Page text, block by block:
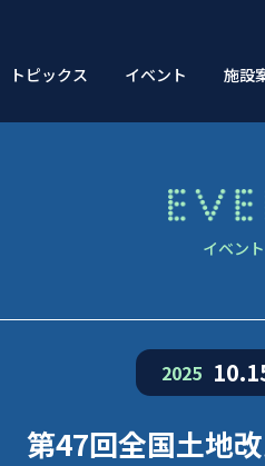
トピックス イベント 施設
イベン
2025
第47回全国土地